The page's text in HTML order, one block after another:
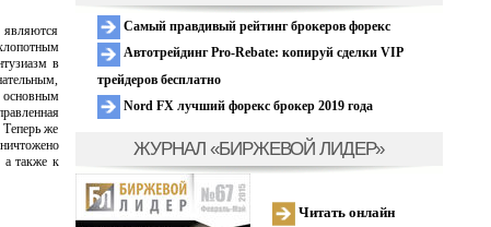
являются
в
основным
Теперь же
а также к
Самый правдивый рейтинг брокеров форекс
Автотрейдинг Pro-Rebate: копируй сделки VIP
трейдеров бесплатно
Nord FX лучший форекс брокер 2019 года
ЖУРНАЛ «БИРЖЕВОЙ ЛИДЕР»
Читать онлайн